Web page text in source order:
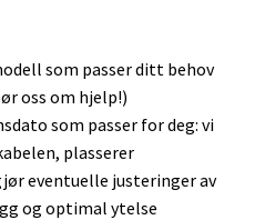
som passer ditt behov
oss om hjelp!)
som passer for deg: vi
plasserer
eventuelle justeringer av
og optimal ytelse